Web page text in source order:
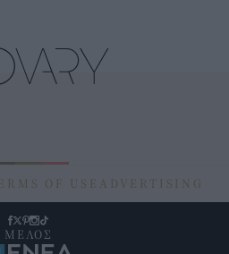
OF USE ADVERTISING
ΜΕΛΟΣ